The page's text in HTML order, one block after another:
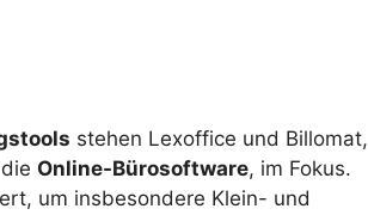
stehen Lexoffice und Billomat,
Online-Bürosoftware, im Fokus.
um insbesondere Klein- und